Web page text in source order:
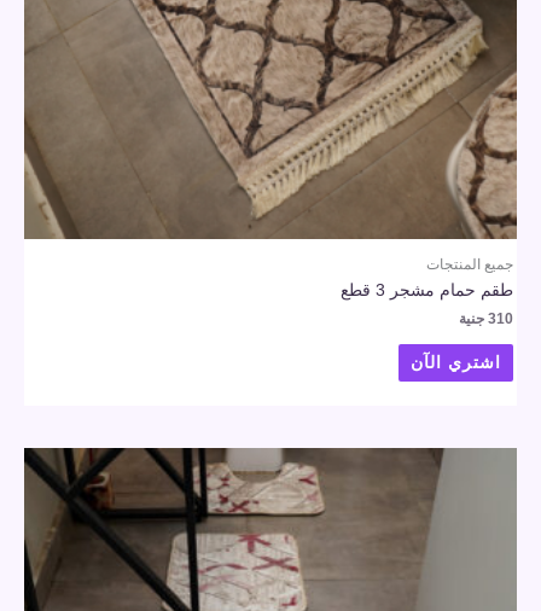
جميع المنتجات
طقم حمام مشجر 3 قطع
310 جنية
اشتري الآن